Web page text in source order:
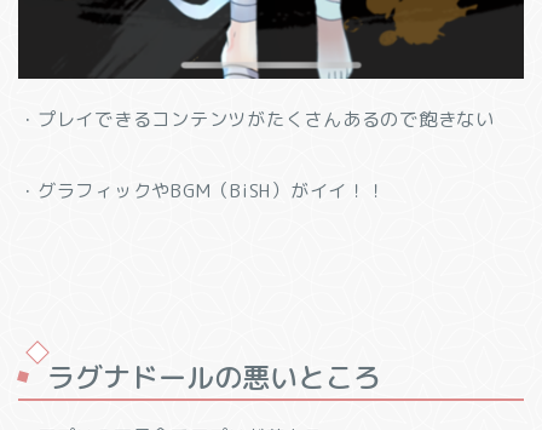
・プレイできるコンテンツがたくさんあるので飽きない
・グラフィックやBGM（BiSH）がイイ！！
ラグナドールの悪いところ